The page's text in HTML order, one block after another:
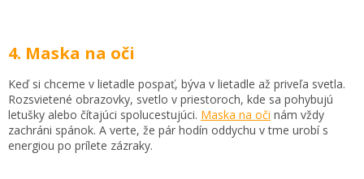
4. Maska na oči
Keď si chceme v lietadle pospať, býva v lietadle až priveľa svetla.
Rozsvietené obrazovky, svetlo v priestoroch, kde sa pohybujú
letušky alebo čítajúci spolucestujúci. Maska na oči nám vždy
zachráni spánok. A verte, že pár hodín oddychu v tme urobí s
energiou po prílete zázraky.